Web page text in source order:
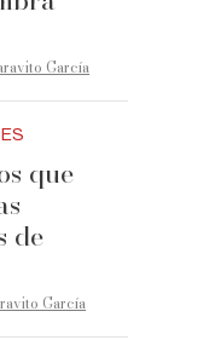
García
que
de
García